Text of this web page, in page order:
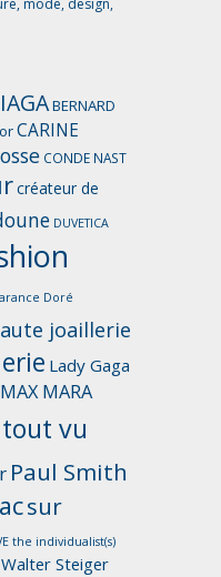
mode, design,
BERNARD
CARINE
CONDE NAST
créateur de
DUVETICA
Doré
joaillerie
Lady Gaga
MAX MARA
vu
Paul Smith
sur
the individualist(s)
Walter Steiger